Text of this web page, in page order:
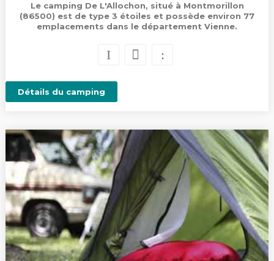
Le camping De L'Allochon, situé à Montmorillon
(86500) est de type 3 étoiles et possède environ 77
emplacements dans le département Vienne.
Détails du camping